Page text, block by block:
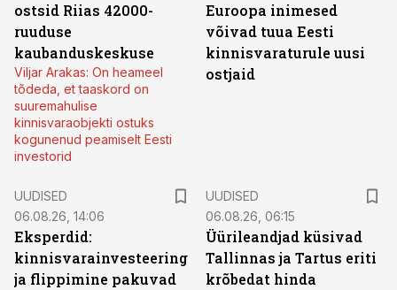
ostsid Riias 42000-
ruuduse
kaubanduskeskuse
Viljar Arakas: On heameel
tõdeda, et taaskord on
suuremahulise
kinnisvaraobjekti ostuks
kogunenud peamiselt Eesti
investorid
Euroopa inimesed
võivad tuua Eesti
kinnisvaraturule uusi
ostjaid
UUDISED
06.08.26, 14:06
Eksperdid:
kinnisvarainvesteering
ja flippimine pakuvad
UUDISED
06.08.26, 06:15
Üürileandjad küsivad
Tallinnas ja Tartus eriti
krõbedat hinda